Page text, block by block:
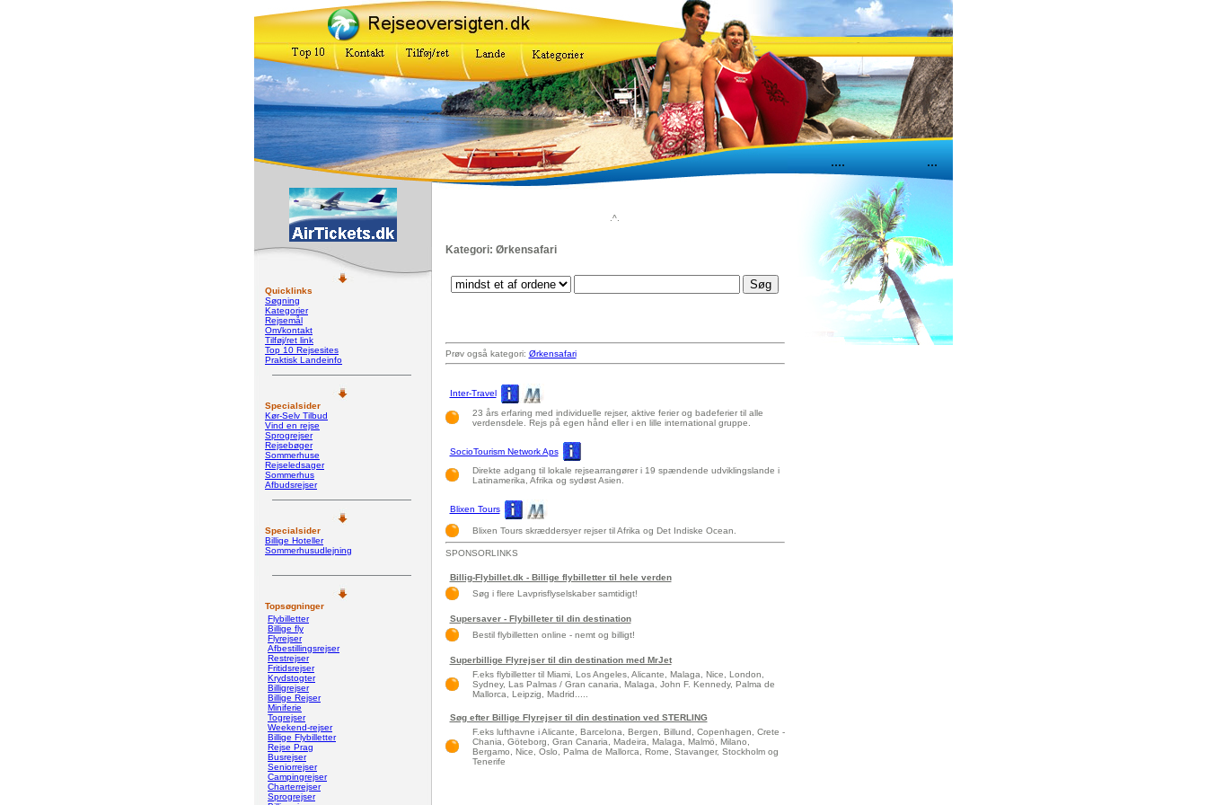
.... ...
Quicklinks
Søgning
Kategorier
Rejsemål
Om/kontakt
Tilføj/ret link
Top 10 Rejsesites
Praktisk Landeinfo
Specialsider
Kør-Selv Tilbud
Vind en rejse
Sprogrejser
Rejsebøger
Sommerhuse
Rejseledsager
Sommerhus
Afbudsrejser
Specialsider
Billige Hoteller
Sommerhusudlejning
Topsøgninger
Flybilletter
Billige fly
Flyrejser
Afbestillingsrejser
Restrejser
Fritidsrejser
Krydstogter
Billigrejser
Billige Rejser
Miniferie
Togrejser
Weekend-rejser
Billige Flybilletter
Rejse Prag
Busrejser
Seniorrejser
Campingrejser
Charterrejser
Sprogrejser
.^.
Kategori: Ørkensafari
Prøv også kategori: Ørkensafari
Inter-Travel
23 års erfaring med individuelle rejser, aktive ferier og badeferier til alle
verdensdele. Rejs på egen hånd eller i en lille international gruppe.
SocioTourism Network Aps
Direkte adgang til lokale rejsearrangører i 19 spændende udviklingslande i
Latinamerika, Afrika og sydøst Asien.
Blixen Tours
Blixen Tours skræddersyer rejser til Afrika og Det Indiske Ocean.
SPONSORLINKS
Billig-Flybillet.dk - Billige flybilletter til hele verden
Søg i flere Lavprisflyselskaber samtidigt!
Supersaver - Flybilleter til din destination
Bestil flybilletten online - nemt og billigt!
Superbillige Flyrejser til din destination med MrJet
F.eks flybilletter til Miami, Los Angeles, Alicante, Malaga, Nice, London,
Sydney, Las Palmas / Gran canaria, Malaga, John F. Kennedy, Palma de
Mallorca, Leipzig, Madrid.....
Søg efter Billige Flyrejser til din destination ved STERLING
F.eks lufthavne i Alicante, Barcelona, Bergen, Billund, Copenhagen, Crete -
Chania, Göteborg, Gran Canaria, Madeira, Malaga, Malmö, Milano,
Bergamo, Nice, Oslo, Palma de Mallorca, Rome, Stavanger, Stockholm og
Tenerife